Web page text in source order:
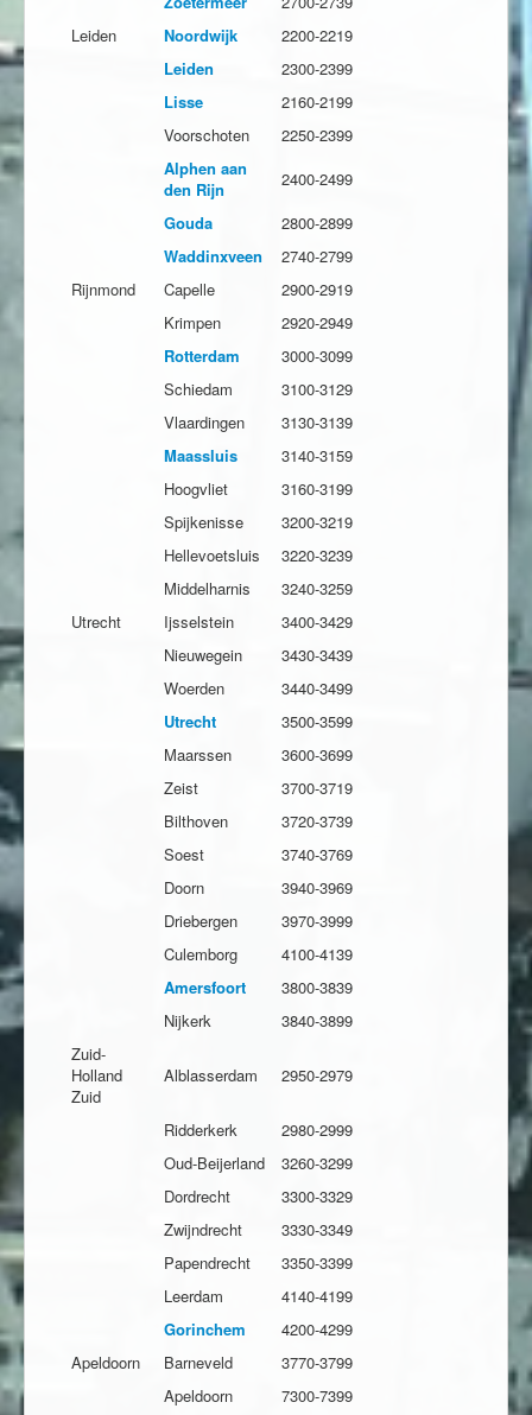
Leiden
Noordwijk
2200-2219
Leiden
2300-2399
Lisse
2160-2199
Voorschoten
2250-2399
Alphen aan
den Rijn
2400-2499
Gouda
2800-2899
Waddinxveen
2740-2799
Rijnmond
Capelle
2900-2919
Krimpen
2920-2949
Rotterdam
3000-3099
Schiedam
3100-3129
Vlaardingen
3130-3139
Maassluis
3140-3159
Hoogvliet
3160-3199
Spijkenisse
3200-3219
Hellevoetsluis
3220-3239
Middelharnis
3240-3259
Utrecht
Ijsselstein
3400-3429
Nieuwegein
3430-3439
Woerden
3440-3499
Utrecht
3500-3599
Maarssen
3600-3699
Zeist
3700-3719
Bilthoven
3720-3739
Soest
3740-3769
Doorn
3940-3969
Driebergen
3970-3999
Culemborg
4100-4139
Amersfoort
3800-3839
Nijkerk
3840-3899
Zuid-
Holland
Zuid
Alblasserdam 2950-2979
Ridderkerk
2980-2999
Oud-Beijerland
3260-3299
Dordrecht
3300-3329
Zwijndrecht
3330-3349
Papendrecht
3350-3399
Leerdam
4140-4199
Gorinchem
4200-4299
Apeldoorn
Barneveld
3770-3799
Apeldoorn
7300-7399